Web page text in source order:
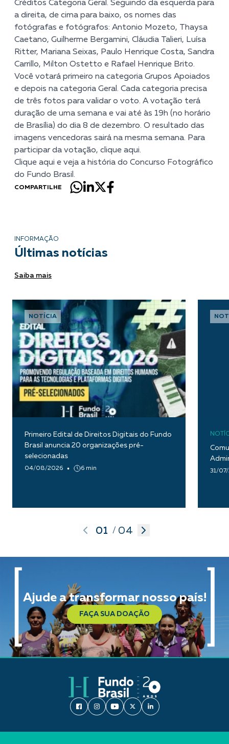
Créditos Categoria Geral. Seguindo da esquerda para
a direita, de cima para baixo, os nomes das
fotógrafas e fotógrafos: Antonio Mozeto, Thaysa
Caetano, Guilherme Bergamini, Cláudia Talieri, Luísa
Ritter, Mariana Seixas, Paulo Henrique Costa, Sandra
Carrillo, Milton Ostetto e Rafael Henrique Brito.
Você votará primeiro na categoria Grupos Apoiados
e depois na categoria Geral. Cada categoria precisa
de três fotos para validar o voto. A votação terá
duração de uma semana e vai até às 19h (no horário
de Brasília) do dia 8 de dezembro. O resultado das
imagens vencedoras sairá na mesma semana. Para
participar da votação, clique aqui.
Clique aqui e veja a história do Concurso Fotográfico
do Fundo Brasil.
COMPARTILHE
INFORMAÇÃO
Últimas notícias
Saiba mais
NOTÍCIA
Primeiro Edital de Direitos Digitais do Fundo
Brasil anuncia 20 organizações pré-
selecionadas
04/08/2026 6 min 31/
01 / 04
Ajude a transformar nosso país!
FAÇA SUA DOAÇÃO